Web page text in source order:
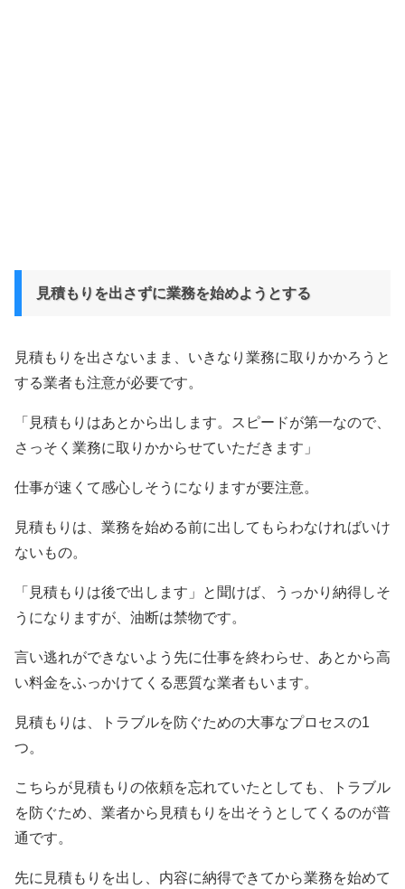
見積もりを出さずに業務を始めようとする
見積もりを出さないまま、いきなり業務に取りかかろうと
する業者も注意が必要です。
「見積もりはあとから出します。スピードが第一なので、
さっそく業務に取りかからせていただきます」
仕事が速くて感心しそうになりますが要注意。
見積もりは、業務を始める前に出してもらわなければいけ
ないもの。
「見積もりは後で出します」と聞けば、うっかり納得しそ
うになりますが、油断は禁物です。
言い逃れができないよう先に仕事を終わらせ、あとから高
い料金をふっかけてくる悪質な業者もいます。
見積もりは、トラブルを防ぐための大事なプロセスの1
つ。
こちらが見積もりの依頼を忘れていたとしても、トラブル
を防ぐため、業者から見積もりを出そうとしてくるのが普
通です。
先に見積もりを出し、内容に納得できてから業務を始めて